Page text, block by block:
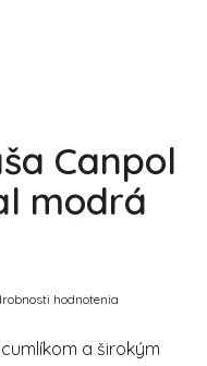
Canpol
modrá
hodnotenia
a širokým